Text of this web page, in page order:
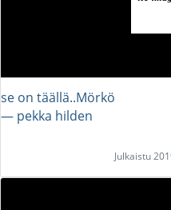
se on täällä..Mörkö
― pekka hilden
Julkaistu